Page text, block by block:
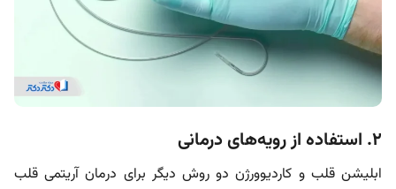
۲. استفاده از رویه‌های درمانی
ابلیشن قلب و کاردیوورژن دو روش دیگر برای درمان آریتمی قلب